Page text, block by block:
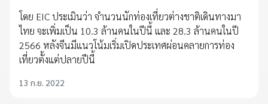
โดย EIC ประเมินว่า จำนวนนักท่องเที่ยวต่างชาติเดินทางมา
ไทย จะเพิ่มเป็น 10.3 ล้านคนในปีนี้ และ 28.3 ล้านคนในปี
2566 หลังจีนมีแนวโน้มเริ่มเปิดประเทศผ่อนคลายการท่อง
เที่ยวตั้งแต่ปลายปีนี้
13 ก.ย. 2022